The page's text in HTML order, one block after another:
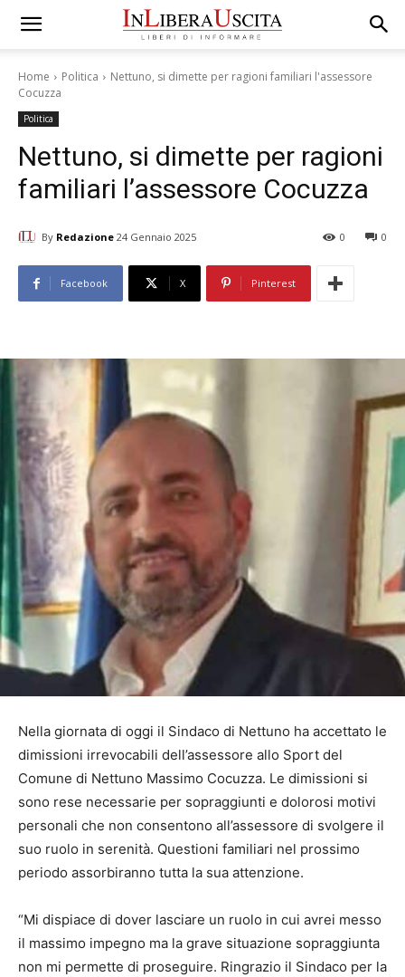
Home Politica
Nettuno, si dimette per ragioni familiari l'assessore
Cocuzza
Politica
Nettuno, si dimette per ragioni
familiari l’assessore Cocuzza
By Redazione 24 Gennaio 2025 0
0
Facebook X Pinterest
Nella giornata di oggi il Sindaco di Nettuno ha accettato le
dimissioni irrevocabili dell’assessore allo Sport del
Comune di Nettuno Massimo Cocuzza. Le dimissioni si
sono rese necessarie per sopraggiunti e dolorosi motivi
personali che non consentono all’assessore di svolgere il
suo ruolo in serenità. Questioni familiari nel prossimo
periodo assorbiranno tutta la sua attenzione.
“Mi dispiace di dover lasciare un ruolo in cui avrei messo
il massimo impegno ma la grave situazione sopraggiunta
non mi permette di proseguire. Ringrazio il Sindaco per la